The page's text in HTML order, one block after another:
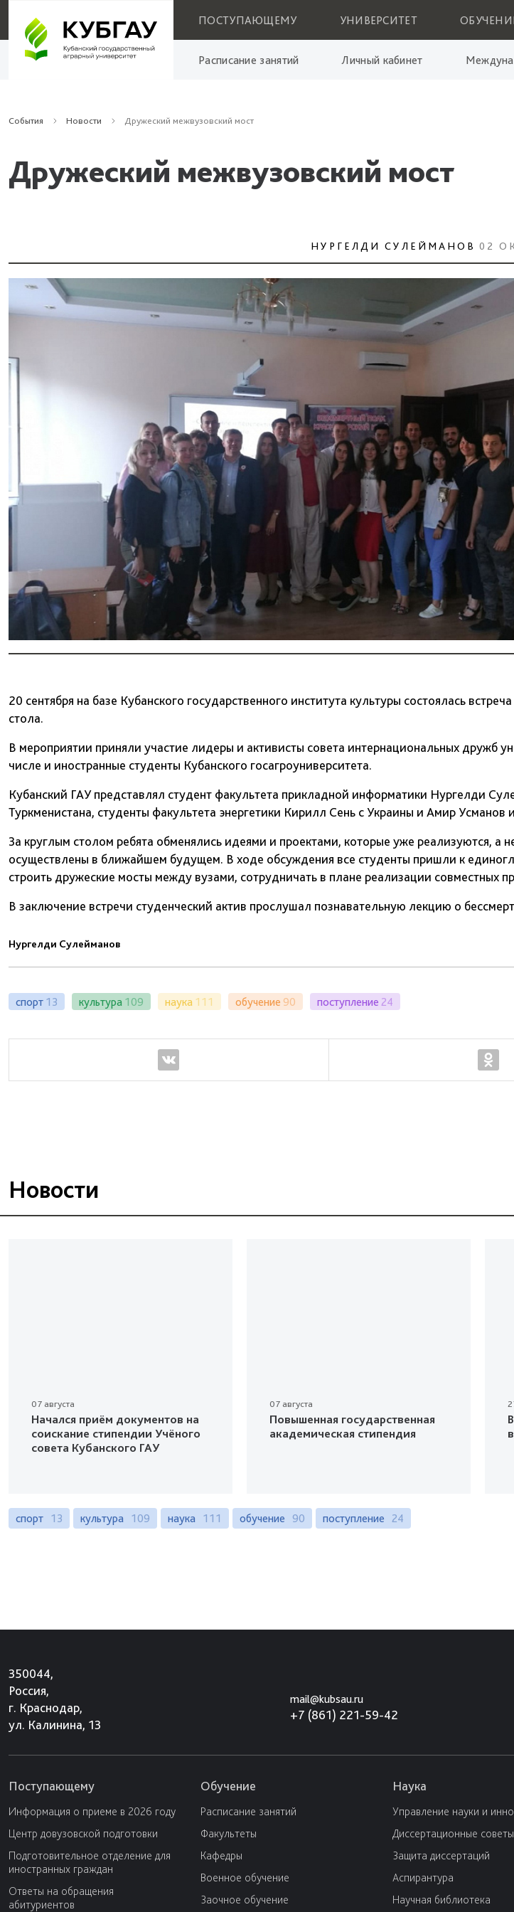
ПОСТУПАЮЩЕМУ УНИВЕРСИТЕТ
Расписание занятий Личный кабинет
События Новости Дружеский межвузовский мост
Дружеский межвузовский мост
НУРГЕЛДИ СУЛЕЙМАНОВ 02
20 сентября на базе Кубанского государственного института культуры состоялась
стола.
В мероприятии приняли участие лидеры и активисты совета интернациональных дружб
числе и иностранные студенты Кубанского госагроуниверситета.
Кубанский ГАУ представлял студент факультета прикладной информатики Нургелди
Туркменистана, студенты факультета энергетики Кирилл Сень с Украины и Амир Усманов
За круглым столом ребята обменялись идеями и проектами, которые уже реализуются, а
осуществлены в ближайшем будущем. В ходе обсуждения все студенты пришли к
строить дружеские мосты между вузами, сотрудничать в плане реализации совместных
В заключение встречи студенческий актив прослушал познавательную лекцию о
Нургелди Сулейманов
спорт 13 культура 109 наука 111 обучение 90 поступление 24
Новости
07 августа
Начался приём документов на
соискание стипендии Учёного
совета Кубанского ГАУ
07 августа
Повышенная государственная
академическая стипендия
спорт 13 культура 109 наука 111 обучение 90 поступление 24
350044,
Россия,
г. Краснодар,
ул. Калинина, 13
mail@kubsau.ru
+7 (861) 221-59-42
Поступающему
Информация о приеме в 2026 году
Центр довузовской подготовки
Подготовительное отделение для
иностранных граждан
Ответы на обращения
абитуриентов
Обучение
Расписание занятий
Факультеты
Кафедры
Военное обучение
Заочное обучение
Наука
Управление науки и
Диссертационные советы
Защита диссертаций
Аспирантура
Научная библиотека